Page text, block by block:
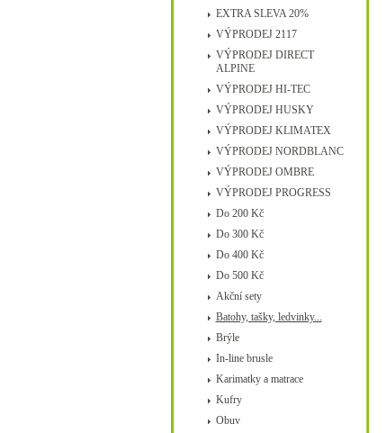
EXTRA SLEVA 20%
VÝPRODEJ 2117
VÝPRODEJ DIRECT
ALPINE
VÝPRODEJ HI-TEC
VÝPRODEJ HUSKY
VÝPRODEJ KLIMATEX
VÝPRODEJ NORDBLANC
VÝPRODEJ OMBRE
VÝPRODEJ PROGRESS
Do 200 Kč
Do 300 Kč
Do 400 Kč
Do 500 Kč
Akční sety
Batohy, tašky, ledvinky...
Brýle
In-line brusle
Karimatky a matrace
Kufry
Obuv